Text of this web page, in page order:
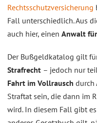
Rechtsschutzversicherung
Fall unterschiedlich. Aus
auch hier, einen Anwalt
Der Bußgeldkatalog gilt
Strafrecht – jedoch nur
Fahrt im Vollrausch durch
Straftat sein, die dann im
wird. In diesem Fall gibt es